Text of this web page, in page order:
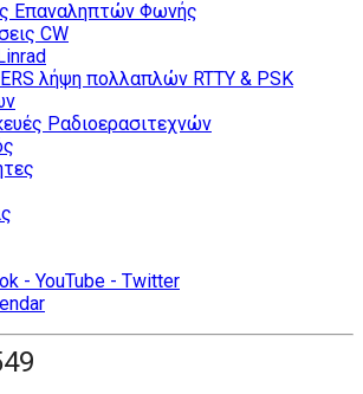
Επαναληπτών Φωνής
CW
λήψη πολλαπλών RTTY & PSK
Ραδιοερασιτεχνών
- YouTube - Twitter